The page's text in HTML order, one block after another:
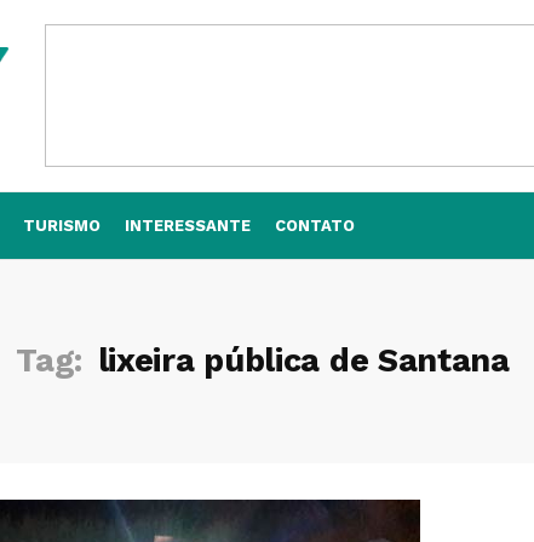
TURISMO INTERESSANTE CONTATO
Tag: lixeira pública de Santana